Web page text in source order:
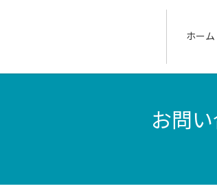
ホーム
お問